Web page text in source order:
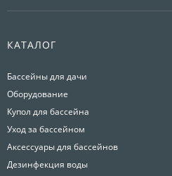
КАТАЛОГ
Бассейны для дачи
Оборудование
Купол для бассейна
Уход за бассейном
Аксессуары для бассейнов
Дезинфекция воды